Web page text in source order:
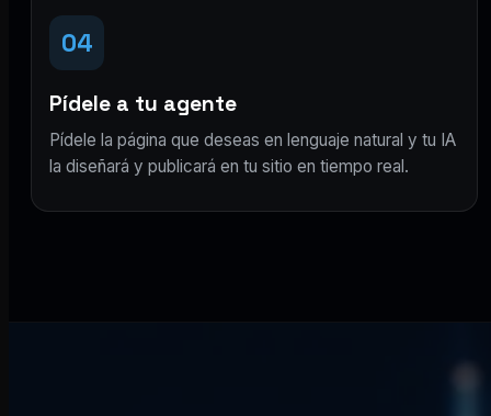
04
Pídele a tu agente
Pídele la página que deseas en lenguaje natural y tu IA
la diseñará y publicará en tu sitio en tiempo real.